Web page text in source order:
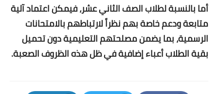
أما بالنسبة لطلاب الصف الثاني عشر، فيمكن اعتماد آلية
متابعة ودعم خاصة بهم نظراً لارتباطهم بالامتحانات
الرسمية، بما يضمن مصلحتهم التعليمية دون تحميل
بقية الطلاب أعباء إضافية في ظل هذه الظروف الصعبة.